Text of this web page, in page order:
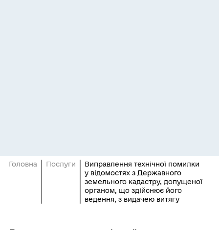
Головна Послуги
Виправлення технічної помилки
у відомостях з Державного
земельного кадастру, допущеної
органом, що здійснює його
ведення, з видачею витягу